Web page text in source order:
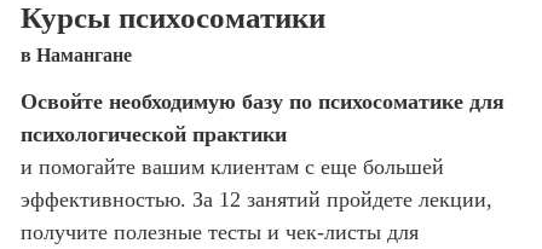
Школа дизайна
Школа актерского
мастерства
Школа бизнеса и
продвижение
Профессия
Интернет-
Курсы психосоматики
в Намангане
Освойте необходимую базу по психосоматике для
психологической практики
и помогайте вашим клиентам с еще большей
эффективностью. За 12 занятий пройдете лекции,
получите полезные тесты и чек-листы для